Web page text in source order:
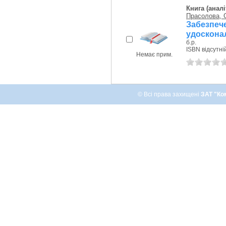
Немає прим.
Книга
Прасолова,
б.р.
ISBN
© Всі права захищені ЗАТ